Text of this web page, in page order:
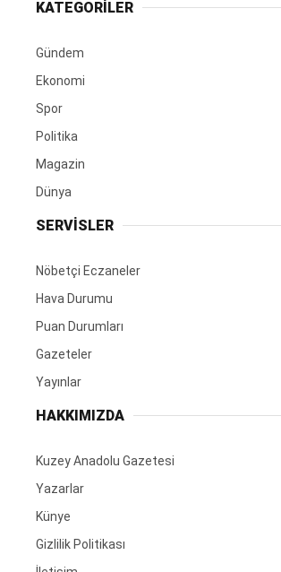
KATEGORİLER
Gündem
Ekonomi
Spor
Politika
Magazin
Dünya
SERVİSLER
Nöbetçi Eczaneler
Hava Durumu
Puan Durumları
Gazeteler
Yayınlar
HAKKIMIZDA
Kuzey Anadolu Gazetesi
Yazarlar
Künye
Gizlilik Politikası